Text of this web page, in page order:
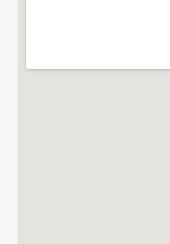
Atrakcyjna